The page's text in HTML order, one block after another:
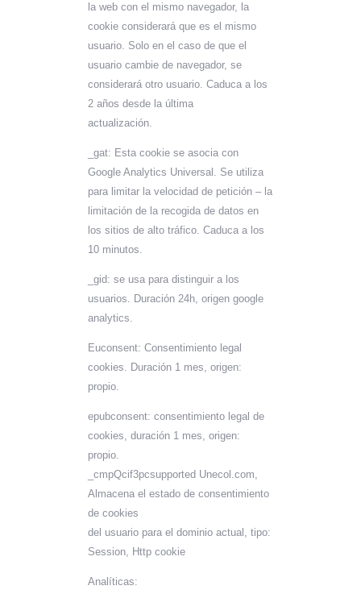
la web con el mismo navegador, la
cookie considerará que es el mismo
usuario. Solo en el caso de que el
usuario cambie de navegador, se
considerará otro usuario. Caduca a los
2 años desde la última
actualización.
_gat: Esta cookie se asocia con
Google Analytics Universal. Se utiliza
para limitar la velocidad de petición – la
limitación de la recogida de datos en
los sitios de alto tráfico. Caduca a los
10 minutos.
_gid: se usa para distinguir a los
usuarios. Duración 24h, origen google
analytics.
Euconsent: Consentimiento legal
cookies. Duración 1 mes, origen:
propio.
epubconsent: consentimiento legal de
cookies, duración 1 mes, origen:
propio.
_cmpQcif3pcsupported Unecol.com,
Almacena el estado de consentimiento
de cookies
del usuario para el dominio actual, tipo:
Session, Http cookie
Analíticas: